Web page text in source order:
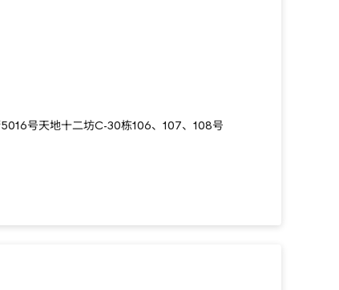
号天地十二坊C-30栋106、107、108号